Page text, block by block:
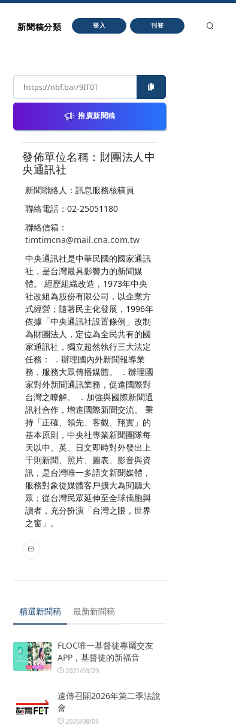
新聞稿分類 登入 刊登
推廣新聞稿
發佈單位名稱：財團法人中
央通訊社
新聞聯絡人：訊息服務核稿員
聯絡電話：02-25051180
聯絡信箱：
timtimcna@mail.cna.com.tw
中央通訊社是中華民國的國家通訊
社，是台灣最具影響力的新聞媒
體。 經歷組織改造，1973年中央
社改組為股份有限公司，以企業方
式經營；隨著民主化發展，1996年
依據「中央通訊社設置條例」改制
為財團法人，定位為全民共有的國
家通訊社，獨立超然執行三大法定
任務： ．辦理國內外新聞報導業
務，服務大眾傳播媒體。 ．辦理國
家對外新聞通訊業務，促進國際對
台灣之瞭解。 ．加強與國際新聞通
訊社合作，增進國際新聞交流。 秉
持「正確、領先、客觀、翔實」的
基本原則，中央社專業新聞團隊每
天以中、英、日文即時對外發出上
千則新聞、照片、圖表、影音與資
訊，是台灣唯一多語文新聞媒體，
服務對象從媒體客戶擴大為閱聽大
眾；從台灣民眾延伸至全球僑胞與
讀者，充分扮演「台灣之眼，世界
之窗」。
精選新聞稿 最新新聞稿
FLOC唯一基督徒專屬交友
APP，基督徒的新福音
2021/03/29
遠傳召開2026年第二季法說
會
2026/08/06